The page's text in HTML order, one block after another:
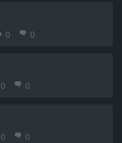
0 0
0 0
0 0